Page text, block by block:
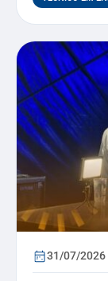
31/07/2026